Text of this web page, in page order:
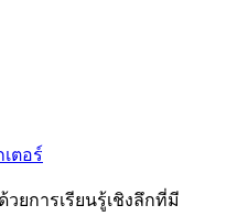
ตอร์
วยการเรียนรู้เชิงลึกที่มี